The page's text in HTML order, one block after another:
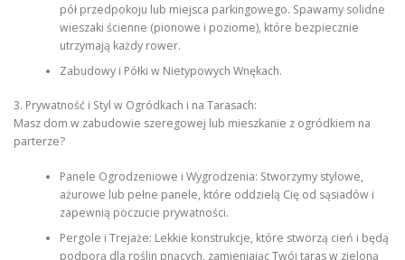
pół przedpokoju lub miejsca parkingowego. Spawamy solidne
wieszaki ścienne (pionowe i poziome), które bezpiecznie
utrzymają każdy rower.
Zabudowy i Półki w Nietypowych Wnękach.
3. Prywatność i Styl w Ogródkach i na Tarasach:
Masz dom w zabudowie szeregowej lub mieszkanie z ogródkiem na
parterze?
Panele Ogrodzeniowe i Wygrodzenia: Stworzymy stylowe,
ażurowe lub pełne panele, które oddzielą Cię od sąsiadów i
zapewnią poczucie prywatności.
Pergole i Trejaże: Lekkie konstrukcje, które stworzą cień i będą
podporą dla roślin pnących, zamieniając Twój taras w zieloną